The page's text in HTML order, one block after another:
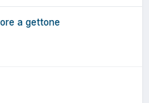
a gettone